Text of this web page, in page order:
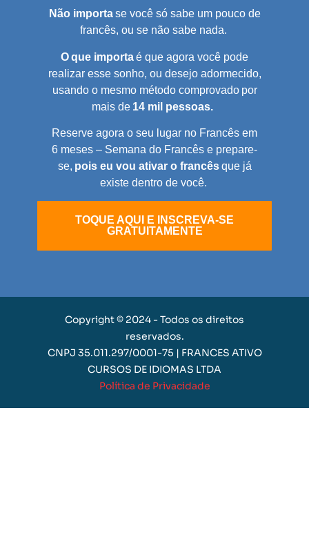
Não importase você só sabe um pouco de
francês, ou se não sabe nada.
O que importaé que agora você pode
realizar esse sonho, ou desejo adormecido,
usando o mesmo método comprovado por
mais de 14 mil pessoas.
Reserve agora o seu lugar no Francês em
6 meses – Semana do Francês e prepare-
se, pois eu vou ativar o francêsque já
existe dentro de você.
TOQUE AQUI E INSCREVA-SE
GRATUITAMENTE
Copyright © 2024 - Todos os direitos
reservados.
CNPJ 35.011.297/0001-75 | FRANCES ATIVO
CURSOS DE IDIOMAS LTDA
Política de Privacidade